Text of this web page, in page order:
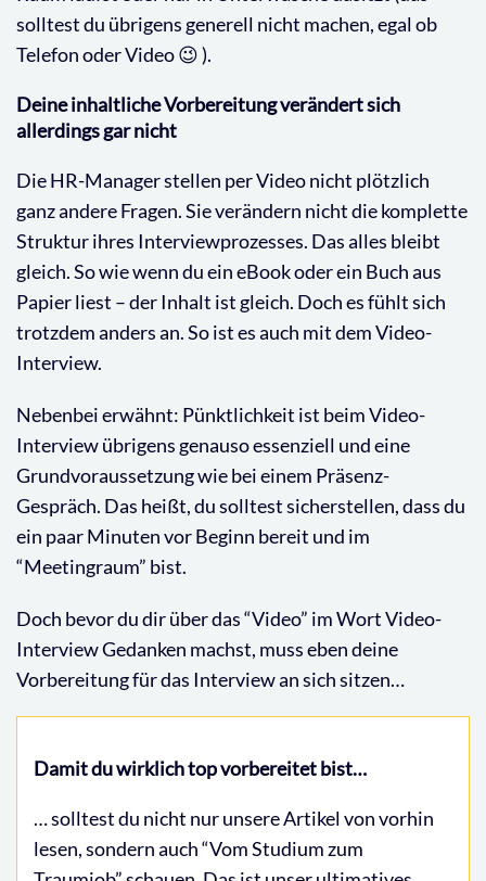
solltest du übrigens generell nicht machen, egal ob
Telefon oder Video 😉 ).
Deine inhaltliche Vorbereitung verändert sich
allerdings gar nicht
Die HR-Manager stellen per Video nicht plötzlich
ganz andere Fragen. Sie verändern nicht die komplette
Struktur ihres Interviewprozesses. Das alles bleibt
gleich. So wie wenn du ein eBook oder ein Buch aus
Papier liest – der Inhalt ist gleich. Doch es fühlt sich
trotzdem anders an. So ist es auch mit dem Video-
Interview.
Nebenbei erwähnt: Pünktlichkeit ist beim Video-
Interview übrigens genauso essenziell und eine
Grundvoraussetzung wie bei einem Präsenz-
Gespräch. Das heißt, du solltest sicherstellen, dass du
ein paar Minuten vor Beginn bereit und im
“Meetingraum” bist.
Doch bevor du dir über das “Video” im Wort Video-
Interview Gedanken machst, muss eben deine
Vorbereitung für das Interview an sich sitzen…
Damit du wirklich top vorbereitet bist…
… solltest du nicht nur unsere Artikel von vorhin
lesen, sondern auch “Vom Studium zum